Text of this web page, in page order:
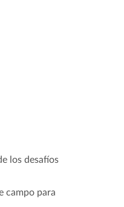
los desafíos
campo para